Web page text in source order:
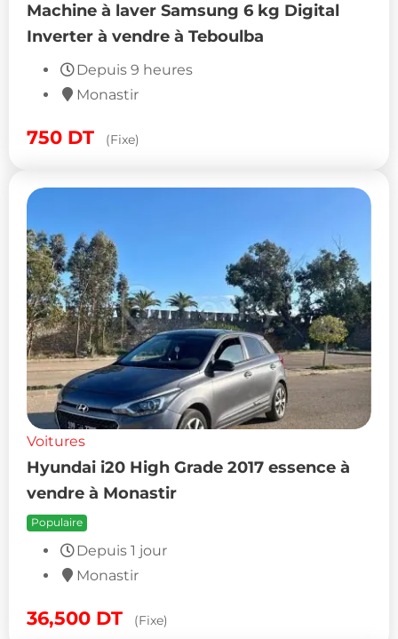
Machine à laver Samsung 6 kg Digital
Inverter à vendre à Teboulba
Depuis 9 heures
Monastir
750 DT (Fixe)
Voitures
Hyundai i20 High Grade 2017 essence à
vendre à Monastir
Populaire
Depuis 1 jour
Monastir
36,500 DT (Fixe)